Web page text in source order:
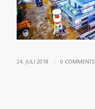
24. JULI 2018 / 0 COMMENTS